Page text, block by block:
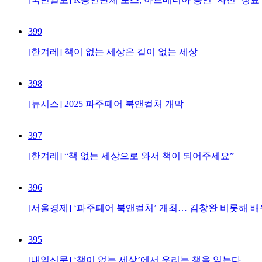
399
[한겨레] 책이 없는 세상은 길이 없는 세상
398
[뉴시스] 2025 파주페어 북앤컬처 개막
397
[한겨레] “책 없는 세상으로 와서 책이 되어주세요”
396
[서울경제] ‘파주페어 북앤컬처’ 개최… 김창완 비롯해
395
[내일신문] ‘책이 없는 세상’에서 우리는 책을 읽는다